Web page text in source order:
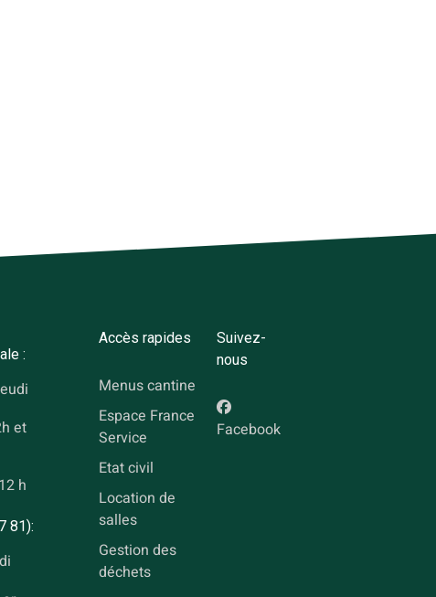
:
et
h
81):
Accès rapides
Menus cantine
Espace France
Service
Etat civil
Location de
salles
Gestion des
déchets
Suivez-
nous
Facebook